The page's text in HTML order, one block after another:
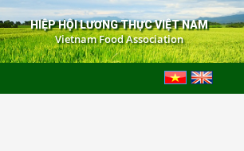
HIỆP HỘI LƯƠNG THỰC VIỆT NAM
Vietnam Food Association